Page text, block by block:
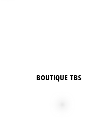
BOUTIQUE TBS